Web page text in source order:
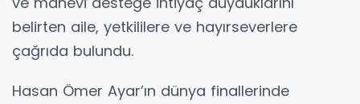
belirten aile, yetkililere ve hayırseverlere
çağrıda bulundu.
Hasan Ömer Ayar’ın dünya finallerinde